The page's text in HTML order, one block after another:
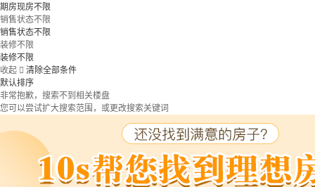
期房现房不限
销售状态不限
销售状态不限
装修不限
装修不限
收起  清除全部条件
默认排序
非常抱歉，搜索不到相关楼盘
您可以尝试扩大搜索范围，或更改搜索关键词